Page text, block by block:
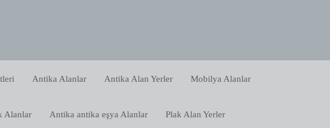
Antika Alanlar Antika Alan Yerler Mobilya Alanlar
Alanlar Antika antika eşya Alanlar Plak Alan Yerler